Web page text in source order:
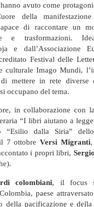
avuto come
della
di raccontare un
e trasformazioni.
e dall’Associazione
Festival delle
culturale Imago Mundi,
mettere in rete diverse
occupano del tema.
in collaborazione con
“I libri aiutano a
“Esilio dalla Siria”
7 ottobre Versi Migranti,
i propri libri,
colombiani, il focus
paese
della pacificazione e